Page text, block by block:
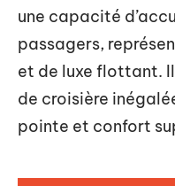
une capacité
passagers,
et de luxe flottant.
de croisière
pointe et confort